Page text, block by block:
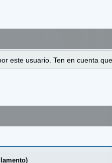
este usuario. Ten en cuenta